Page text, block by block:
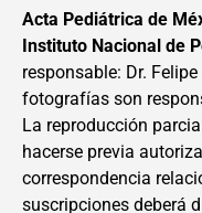
Acta Pediátrica de
Instituto Nacional de
responsable: Dr.
fotografías son
La reproducción
hacerse previa
correspondencia
suscripciones deberá